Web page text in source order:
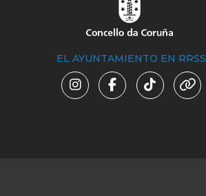
EL AYUNTAMIENTO EN RRSS